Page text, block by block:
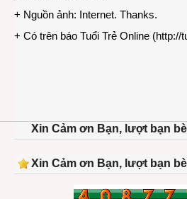
+ Nguồn ảnh: Internet. Thanks.
+ Có trên báo Tuổi Trẻ Online (http://
Xin Cảm ơn Bạn, lượt bạn
Xin Cảm ơn Bạn, lượt bạn